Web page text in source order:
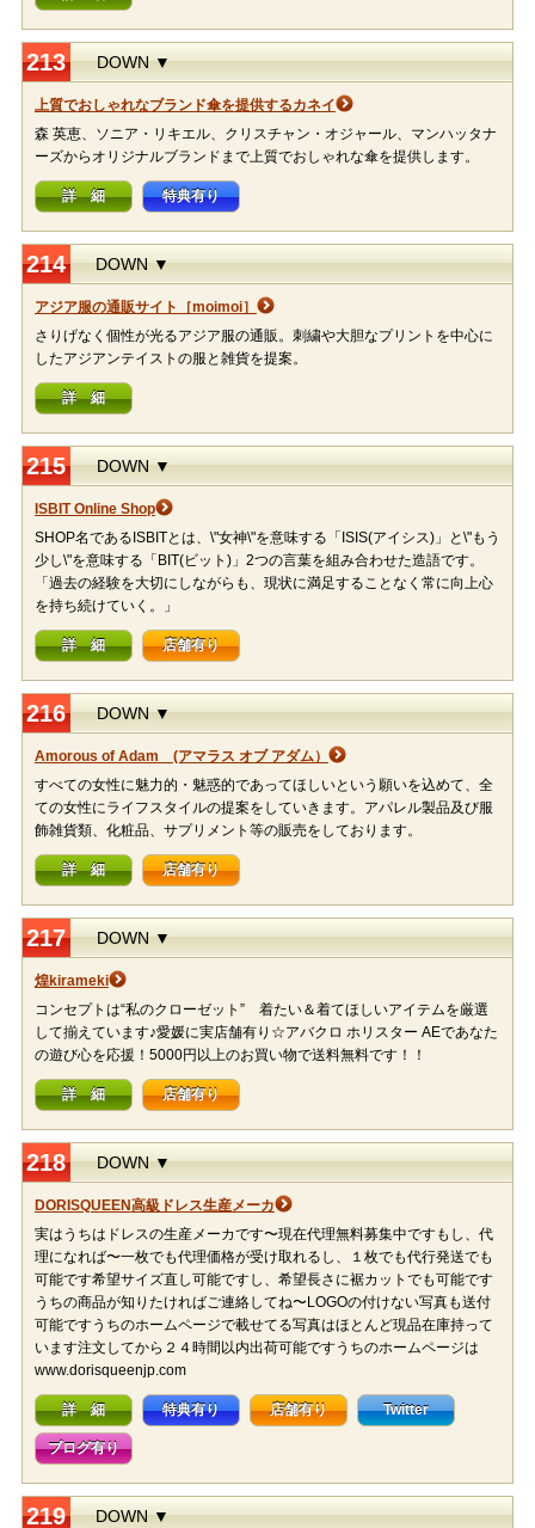
213 DOWN ▼
上質でおしゃれなブランド傘を提供するカネイ
森 英恵、ソニア・リキエル、クリスチャン・オジャール、マンハッタナ
ーズからオリジナルブランドまで上質でおしゃれな傘を提供します。
詳 細 特典有り
214 DOWN ▼
アジア服の通販サイト［moimoi］
さりげなく個性が光るアジア服の通販。刺繍や大胆なプリントを中心に
したアジアンテイストの服と雑貨を提案。
詳 細
215 DOWN ▼
ISBIT Online Shop
SHOP名であるISBITとは、\"女神\"を意味する「ISIS(アイシス)」と\"もう
少し\"を意味する「BIT(ビット)」2つの言葉を組み合わせた造語です。
「過去の経験を大切にしながらも、現状に満足することなく常に向上心
を持ち続けていく。」
詳 細 店舗有り
216 DOWN ▼
Amorous of Adam (アマラス オブ アダム）
すべての女性に魅力的・魅惑的であってほしいという願いを込めて、全
ての女性にライフスタイルの提案をしていきます。アパレル製品及び服
飾雑貨類、化粧品、サプリメント等の販売をしております。
詳 細 店舗有り
217 DOWN ▼
煌kirameki
コンセプトは“私のクローゼット” 着たい＆着てほしいアイテムを厳選
して揃えています♪愛媛に実店舗有り☆アバクロ ホリスター AEであなた
の遊び心を応援！5000円以上のお買い物で送料無料です！！
詳 細 店舗有り
218 DOWN ▼
DORISQUEEN高級ドレス生産メーカ
実はうちはドレスの生産メーカです〜現在代理無料募集中ですもし、代
理になれば〜一枚でも代理価格が受け取れるし、１枚でも代行発送でも
可能です希望サイズ直し可能ですし、希望長さに裾カットでも可能です
うちの商品が知りたければご連絡してね〜LOGOの付けない写真も送付
可能ですうちのホームページで載せてる写真はほとんど現品在庫持って
います注文してから２４時間以内出荷可能ですうちのホームページは
www.dorisqueenjp.com
詳 細 特典有り 店舗有り Twitter
ブログ有り
219 DOWN ▼